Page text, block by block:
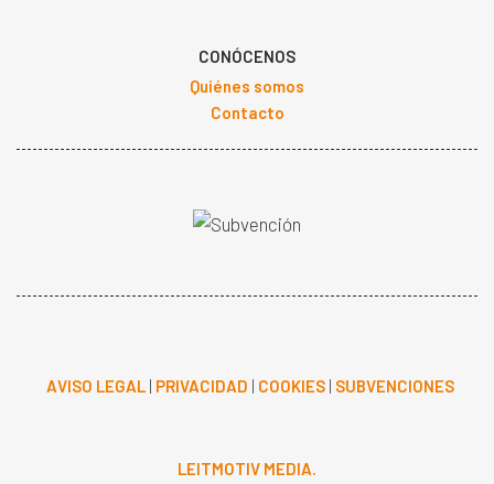
CONÓCENOS
Quiénes somos
Contacto
AVISO LEGAL PRIVACIDAD COOKIES SUBVENCIONES
LEITMOTIV MEDIA.